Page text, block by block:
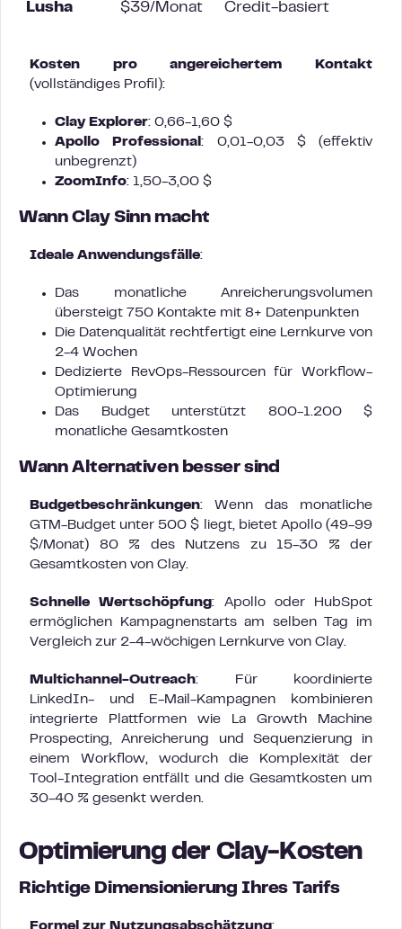
Lusha $39/Monat Credit-basiert
Kosten pro angereichertem Kontakt
(vollständiges Profil):
Clay Explorer: 0,66-1,60 $
Apollo Professional: 0,01-0,03 $ (effektiv
unbegrenzt)
ZoomInfo: 1,50-3,00 $
Wann Clay Sinn macht
Ideale Anwendungsfälle:
Das monatliche Anreicherungsvolumen
übersteigt 750 Kontakte mit 8+ Datenpunkten
Die Datenqualität rechtfertigt eine Lernkurve von
2-4 Wochen
Dedizierte RevOps-Ressourcen für Workflow-
Optimierung
Das Budget unterstützt 800-1.200 $
monatliche Gesamtkosten
Wann Alternativen besser sind
Budgetbeschränkungen: Wenn das monatliche
GTM-Budget unter 500 $ liegt, bietet Apollo (49-99
$/Monat) 80 % des Nutzens zu 15-30 % der
Gesamtkosten von Clay.
Schnelle Wertschöpfung: Apollo oder HubSpot
ermöglichen Kampagnenstarts am selben Tag im
Vergleich zur 2-4-wöchigen Lernkurve von Clay.
Multichannel-Outreach: Für koordinierte
LinkedIn- und E-Mail-Kampagnen kombinieren
integrierte Plattformen wie La Growth Machine
Prospecting, Anreicherung und Sequenzierung in
einem Workflow, wodurch die Komplexität der
Tool-Integration entfällt und die Gesamtkosten um
30-40 % gesenkt werden.
Optimierung der Clay-Kosten
Richtige Dimensionierung Ihres Tarifs
Formel zur Nutzungsabschätzung: